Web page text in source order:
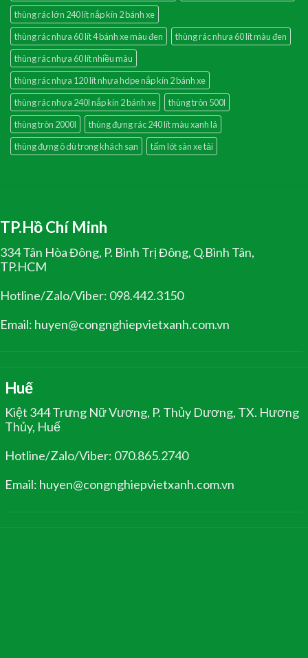
thùng rác lớn 240 lít nắp kín 2 bánh xe
thùng rác nhưa 60 lít 4 bánh xe màu đen
thùng rác nhưa 60 lít màu đen
thùng rác nhựa 60 lít nhiều màu
thùng rác nhựa 120 lít nhựa hdpe nắp kín 2 bánh xe
thùng rác nhựa 240l nắp kín 2 bánh xe
thùng tròn 500l
thùng tròn 2000l
thùng đựng rác 240 lít màu xanh lá
thùng đựng ô dù trong khách sạn
tấm lót sàn xe tải
TP.Hồ Chí Minh
334 Tân Hòa Đông, P. Bình Trị Đông, Q.Bình Tân,
TP.HCM
Hotline/Zalo/Viber: 098.442.3150
Email: huyen@congnghiepvietxanh.com.vn
Huế
Kiệt 344 Trưng Nữ Vương, P. Thủy Dương, TX. Hương
Thủy, Huế
Hotline/Zalo/Viber: 070.865.2740
Email: huyen@congnghiepvietxanh.com.vn